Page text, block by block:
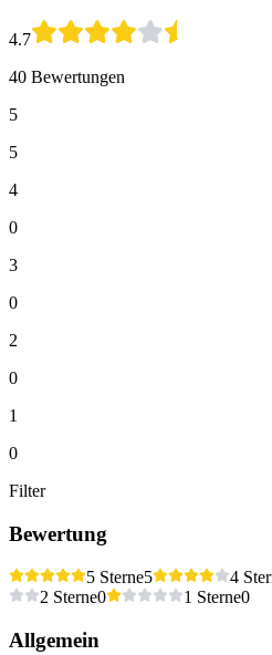
4.7
40 Bewertungen
5
5
4
0
3
0
2
0
1
0
Filter
Bewertung
5 Sterne5 4
2 Sterne0 1 Sterne0
Allgemein